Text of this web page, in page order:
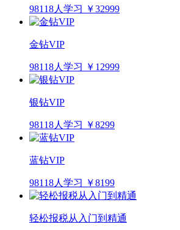
98118人学习 ￥32999
金钻VIP
98118人学习 ￥12999
银钻VIP
98118人学习 ￥8299
蓝钻VIP
98118人学习 ￥8199
轻松报税从入门到精通